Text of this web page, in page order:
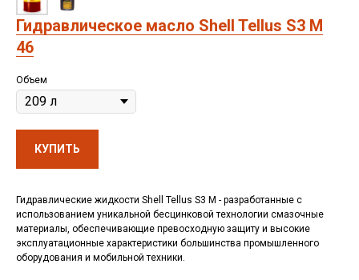
Гидравлическое масло Shell Tellus S3 M
46
Объем
КУПИТЬ
Гидравлические жидкости Shell Tellus S3 M - разработанные с
использованием уникальной бесцинковой технологии смазочные
материалы, обеспечивающие превосходную защиту и высокие
эксплуатационные характеристики большинства промышленного
оборудования и мобильной техники.